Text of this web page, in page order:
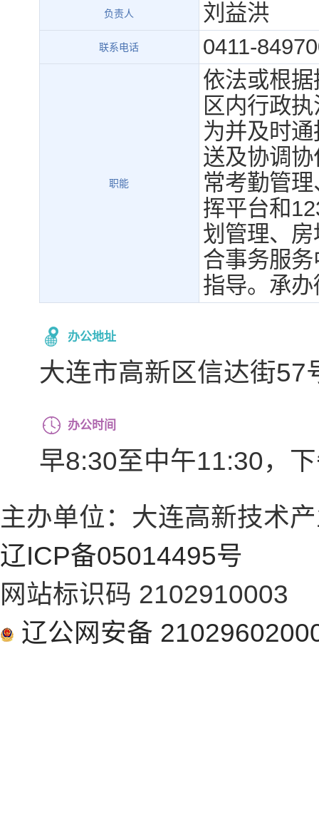
负责人 刘益洪
联系电话 0411-
职能
依法或根
区内行政
为并及时
送及协调
常考勤管
挥平台和
划管理、
合事务服
指导。承
办公地址
大连市高新区信达街57
办公时间
早8:30至中午11:30，
主办单位：大连高新技术
辽ICP备05014495号
网站标识码 2102910003
辽公网安备